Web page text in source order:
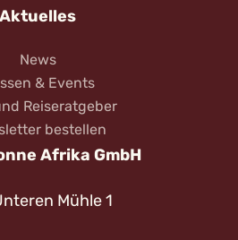
Aktuelles
News
& Events
Reiseratgeber
bestellen
Afrika GmbH
Mühle 1